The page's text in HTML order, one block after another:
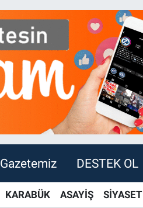
Gazetemiz DESTEK OL
KARABÜK ASAYİŞ SİYASET